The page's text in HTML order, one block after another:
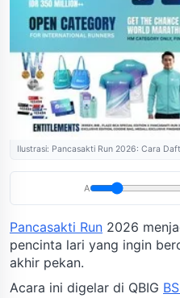
Ilustrasi: Pancasakti Run 2026: Cara
A
Pancasakti Run 2026
pencinta lari yang ingin
akhir pekan.
Acara ini digelar di QBIG